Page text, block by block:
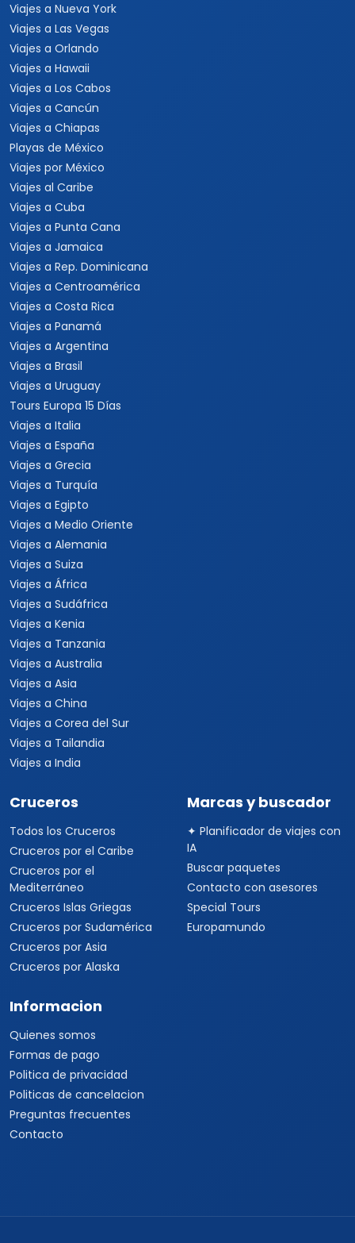
Viajes a Nueva York
Viajes a Las Vegas
Viajes a Orlando
Viajes a Hawaii
Viajes a Los Cabos
Viajes a Cancún
Viajes a Chiapas
Playas de México
Viajes por México
Viajes al Caribe
Viajes a Cuba
Viajes a Punta Cana
Viajes a Jamaica
Viajes a Rep. Dominicana
Viajes a Centroamérica
Viajes a Costa Rica
Viajes a Panamá
Viajes a Argentina
Viajes a Brasil
Viajes a Uruguay
Tours Europa 15 Días
Viajes a Italia
Viajes a España
Viajes a Grecia
Viajes a Turquía
Viajes a Egipto
Viajes a Medio Oriente
Viajes a Alemania
Viajes a Suiza
Viajes a África
Viajes a Sudáfrica
Viajes a Kenia
Viajes a Tanzania
Viajes a Australia
Viajes a Asia
Viajes a China
Viajes a Corea del Sur
Viajes a Tailandia
Viajes a India
Cruceros
Todos los Cruceros
Cruceros por el Caribe
Cruceros por el
Mediterráneo
Cruceros Islas Griegas
Cruceros por Sudamérica
Cruceros por Asia
Cruceros por Alaska
Marcas y buscador
✦ Planificador de viajes con
IA
Buscar paquetes
Contacto con asesores
Special Tours
Europamundo
Informacion
Quienes somos
Formas de pago
Politica de privacidad
Politicas de cancelacion
Preguntas frecuentes
Contacto